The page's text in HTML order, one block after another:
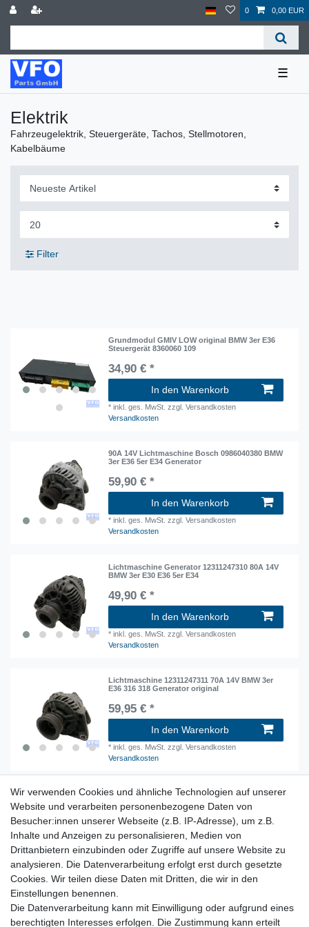
0 0,00 EUR
☰
Elektrik
Fahrzeugelektrik, Steuergeräte, Tachos, Stellmotoren,
Kabelbäume
Filter
Grundmodul GMIV LOW original BMW 3er E36
Steuergerät 8360060 109
34,90 € *
In den Warenkorb
*inkl. ges. MwSt. zzgl. Versandkosten
Versandkosten
90A 14V Lichtmaschine Bosch 0986040380 BMW
3er E36 5er E34 Generator
59,90 € *
In den Warenkorb
*inkl. ges. MwSt. zzgl. Versandkosten
Versandkosten
Lichtmaschine Generator 12311247310 80A 14V
BMW 3er E30 E36 5er E34
49,90 € *
In den Warenkorb
*inkl. ges. MwSt. zzgl. Versandkosten
Versandkosten
Lichtmaschine 12311247311 70A 14V BMW 3er
E36 316 318 Generator original
59,95 € *
In den Warenkorb
*inkl. ges. MwSt. zzgl. Versandkosten
Versandkosten
original Lichtmaschine 80A 14V 1247288 BMW
3er E36 316i 318i Generator
49,90 € *
In den Warenkorb
inkl. ges. MwSt.
zzgl. Versandkosten
Fahrzeugelektrik, Steuergeräte, Tachos, Stellmotoren,
Kabelbäume
Wir verwenden Cookies und ähnliche Technologien auf unserer
Website und verarbeiten personenbezogene Daten von
Besucher:innen unserer Webseite (z.B. IP-Adresse), um z.B.
Inhalte und Anzeigen zu personalisieren, Medien von
Drittanbietern einzubinden oder Zugriffe auf unsere Website zu
analysieren. Die Datenverarbeitung erfolgt erst durch gesetzte
Cookies. Wir teilen diese Daten mit Dritten, die wir in den
Einstellungen benennen.
Die Datenverarbeitung kann mit Einwilligung oder aufgrund eines
berechtigten Interesses erfolgen. Die Zustimmung kann erteilt